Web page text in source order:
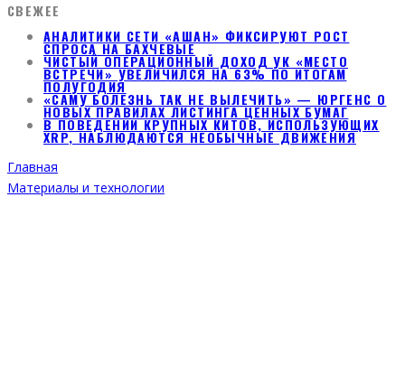
СВЕЖЕЕ
АНАЛИТИКИ СЕТИ «АШАН» ФИКСИРУЮТ РОСТ
СПРОСА НА БАХЧЕВЫЕ
ЧИСТЫЙ ОПЕРАЦИОННЫЙ ДОХОД УК «МЕСТО
ВСТРЕЧИ» УВЕЛИЧИЛСЯ НА 63% ПО ИТОГАМ
ПОЛУГОДИЯ
«САМУ БОЛЕЗНЬ ТАК НЕ ВЫЛЕЧИТЬ» — ЮРГЕНС О
НОВЫХ ПРАВИЛАХ ЛИСТИНГА ЦЕННЫХ БУМАГ
В ПОВЕДЕНИИ КРУПНЫХ КИТОВ, ИСПОЛЬЗУЮЩИХ
XRP, НАБЛЮДАЮТСЯ НЕОБЫЧНЫЕ ДВИЖЕНИЯ
Главная
Материалы и технологии